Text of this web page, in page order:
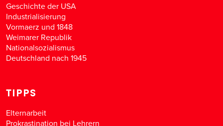
Geschichte der USA
Industrialisierung
Vormaerz und 1848
Weimarer Republik
Nationalsozialismus
Deutschland nach 1945
TIPPS
Elternarbeit
Prokrastination bei Lehrern